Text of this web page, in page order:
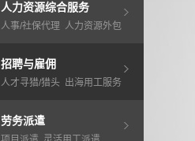
人力资源综合服务
人事/社保代理 人力资源外包
招聘与雇佣
人才寻猎/猎头 出海用工服务
劳务派遣